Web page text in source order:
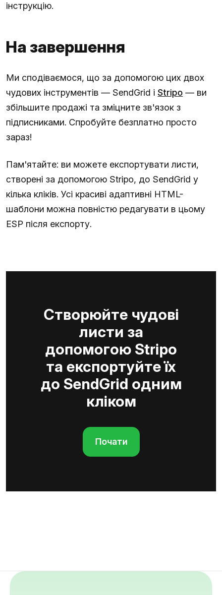
інструкцію.
На завершення
Ми сподіваємося, що за допомогою цих двох
чудових інструментів — SendGrid і Stripo — ви
збільшите продажі та зміцните зв'язок з
підписниками. Спробуйте безплатно просто
зараз!
Пам'ятайте: ви можете експортувати листи,
створені за допомогою Stripo, до SendGrid у
кілька кліків. Усі красиві адаптивні HTML-
шаблони можна повністю редагувати в цьому
ESP після експорту.
Створюйте чудові
листи за
допомогою Stripo
та експортуйте їх
до SendGrid одним
кліком
Почати